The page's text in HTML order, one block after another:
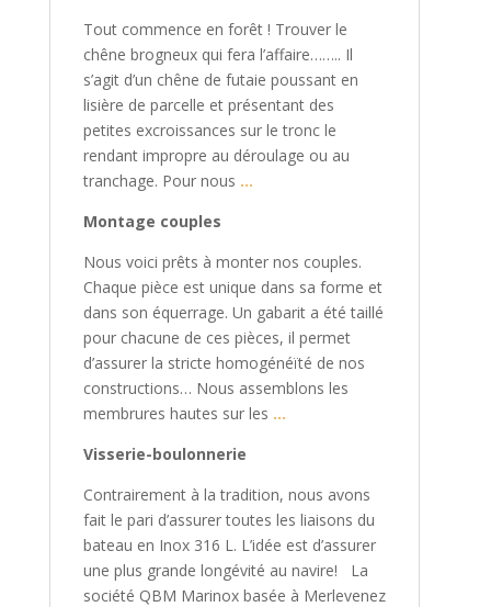
Tout commence en forêt ! Trouver le
chêne brogneux qui fera l’affaire…….. Il
s’agit d’un chêne de futaie poussant en
lisière de parcelle et présentant des
petites excroissances sur le tronc le
rendant impropre au déroulage ou au
tranchage. Pour nous …
Montage couples
Nous voici prêts à monter nos couples.
Chaque pièce est unique dans sa forme et
dans son équerrage. Un gabarit a été taillé
pour chacune de ces pièces, il permet
d’assurer la stricte homogénéïté de nos
constructions… Nous assemblons les
membrures hautes sur les …
Visserie-boulonnerie
Contrairement à la tradition, nous avons
fait le pari d’assurer toutes les liaisons du
bateau en Inox 316 L. L’idée est d’assurer
une plus grande longévité au navire! La
société QBM Marinox basée à Merlevenez